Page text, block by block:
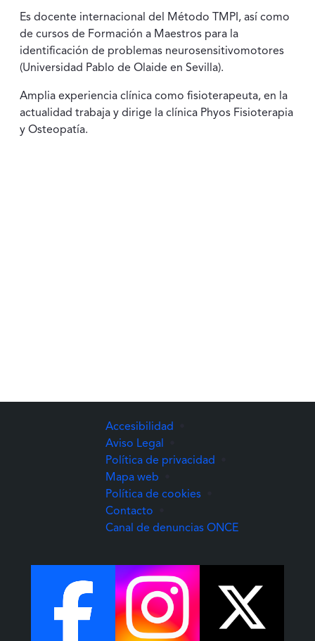
Es docente internacional del Método TMPI, así como
de cursos de Formación a Maestros para la
identificación de problemas neurosensitivomotores
(Universidad Pablo de Olaide en Sevilla).
Amplia experiencia clínica como fisioterapeuta, en la
actualidad trabaja y dirige la clínica Phyos Fisioterapia
y Osteopatía.
Accesibilidad
Aviso Legal
Política de privacidad
Mapa web
Política de cookies
Contacto
Canal de denuncias ONCE(Abre una